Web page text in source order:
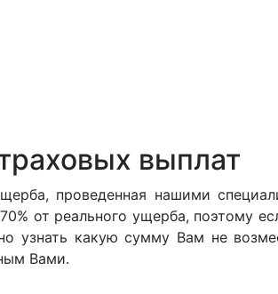
выплат
проведенная нашими
от реального ущерба, поэтому
узнать какую сумму Вам не
Вами.